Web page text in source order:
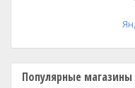
Популярные